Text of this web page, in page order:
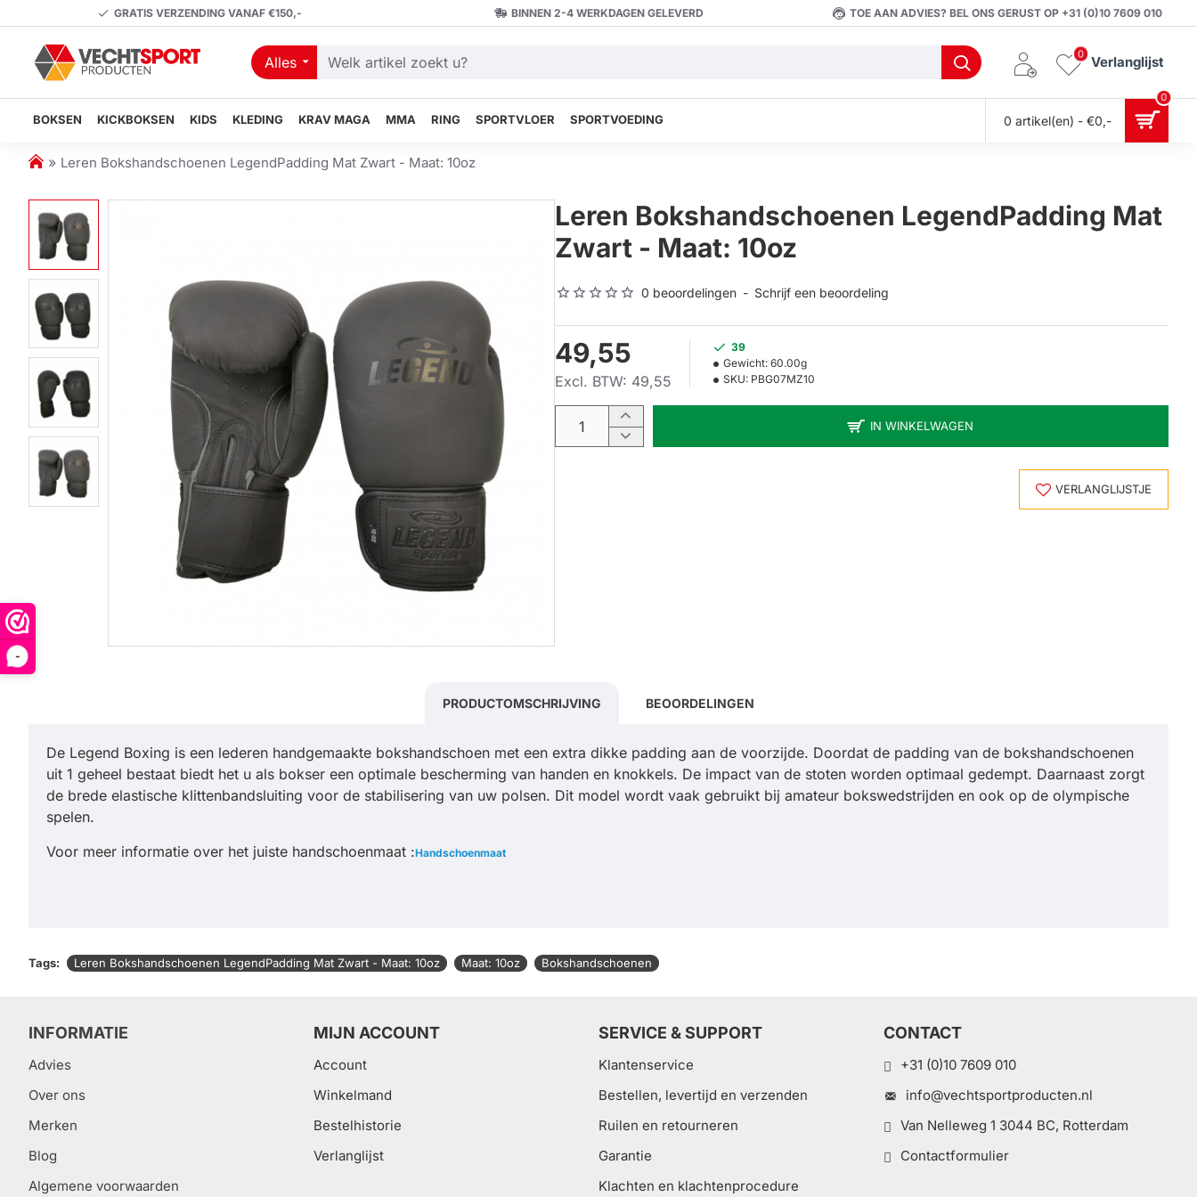
-
GRATIS VERZENDING VANAF €150,- BINNEN 2-4 WERKDAGEN GELEVERD TOE AAN ADVIES? BEL ONS GERUST OP +31 (0)10 7609 010
Alles
Welk
zoekt
Verlanglijst
0
BOKSEN KICKBOKSEN KIDS KLEDING KRAV MAGA MMA RING SPORTVLOER SPORTVOEDING 0 artikel(en) - €0,-
0
h
m
e
Leren Bokshandschoenen LegendPadding Mat Zwart - Maat: 10oz
Leren Bokshandschoenen LegendPadding Mat
Zwart - Maat: 10oz
0 beoordelingen - Schrijf een beoordeling
49,55
Excl. BTW: 49,55
39
Gewicht: 60.00g
SKU: PBG07MZ10
IN WINKELWAGEN
VERLANGLIJSTJE
PRODUCTOMSCHRIJVING BEOORDELINGEN
De Legend Boxing is een lederen handgemaakte bokshandschoen met een extra dikke padding aan de voorzijde. Doordat de padding van de bokshandschoenen
uit 1 geheel bestaat biedt het u als bokser een optimale bescherming van handen en knokkels. De impact van de stoten worden optimaal gedempt. Daarnaast zorgt
de brede elastische klittenbandsluiting voor de stabilisering van uw polsen. Dit model wordt vaak gebruikt bij amateur bokswedstrijden en ook op de olympische
spelen.
Voor meer informatie over het juiste handschoenmaat :Handschoenmaat
Tags: Leren Bokshandschoenen LegendPadding Mat Zwart - Maat: 10oz Maat: 10oz Bokshandschoenen
INFORMATIE
Advies
Over ons
Merken
Blog
Algemene voorwaarden
MIJN ACCOUNT
Account
Winkelmand
Bestelhistorie
Verlanglijst
SERVICE & SUPPORT
Klantenservice
Bestellen, levertijd en verzenden
Ruilen en retourneren
Garantie
Klachten en klachtenprocedure
CONTACT
+31 (0)10 7609 010
info@vechtsportproducten.nl
Van Nelleweg 1 3044 BC, Rotterdam
Contactformulier